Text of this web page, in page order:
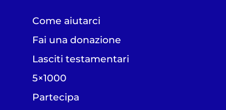
Come aiutarci
Fai una donazione
Lasciti testamentari
5×1000
Partecipa